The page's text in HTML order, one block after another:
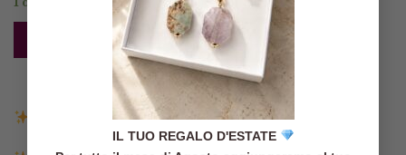
IL TUO REGALO D'ESTATE
AGGIUNGI AL CARRELLO
Spedizione gratuita in Italia sopra i 140€